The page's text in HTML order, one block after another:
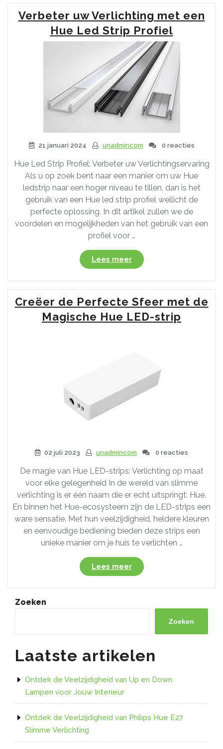
Huis
met
een
Hue
Ledstrip
Binnen”
Verbeter uw Verlichting met een
Hue Led Strip Profiel
21 januari 2024 unadmincom 0 reacties
Hue Led Strip Profiel: Verbeter uw Verlichtingservaring
Als u op zoek bent naar een manier om uw Hue
ledstrip naar een hoger niveau te tillen, dan is het
gebruik van een Hue led strip profiel wellicht de
perfecte oplossing. In dit artikel zullen we de
voordelen en mogelijkheden van het gebruik van een
profiel voor …
Lees meer“Verbeter
uw
Verlichting
met
een
Hue
Led
Creëer de Perfecte Sfeer met de
Magische Hue LED-strip
02 juli 2023 unadmincom 0 reacties
De magie van Hue LED-strips: Verlichting op maat
voor elke gelegenheid In de wereld van slimme
verlichting is er één naam die er echt uitspringt: Hue.
En binnen het Hue-ecosysteem zijn de LED-strips een
ware sensatie. Met hun veelzijdigheid, heldere kleuren
en eenvoudige bediening bieden deze strips een
unieke manier om je huis te verlichten …
Lees meer“Creëer
de
Perfecte
met
Magische
LED-
Zoeken
Zoeken
Laatste artikelen
Ontdek de Veelzijdigheid van Up en Down
Lampen voor Jouw Interieur
Ontdek de Veelzijdigheid van Philips Hue E27
Slimme Verlichting